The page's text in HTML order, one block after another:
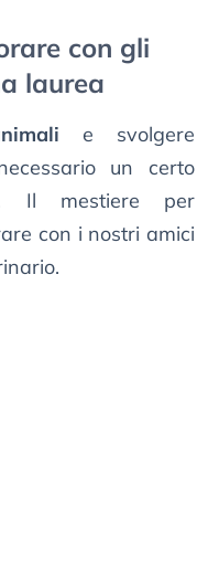
con gli
laurea
e svolgere
un certo
Il mestiere per
con i nostri amici